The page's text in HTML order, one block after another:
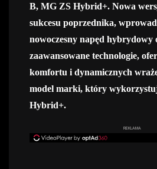
B, MG ZS Hybrid+. Nowa
sukcesu poprzednika,
nowoczesny napęd hybrydowy
zaawansowane technologie,
komfortu i dynamicznych
model marki, który
Hybrid+.
REKLAMA